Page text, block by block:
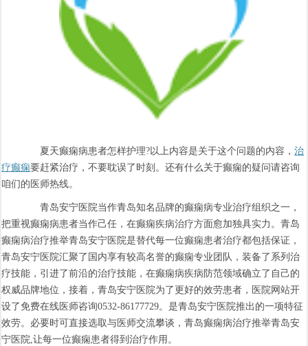
夏天癫痫病患者怎样护理?以上内容是关于这个问题的内容，治
疗癫痫要赶紧治疗，不要耽误了时刻。还有什么关于癫痫的疑问请咨询
咱们的医师热线。
青岛安宁医院当作青岛知名品牌的癫痫病专业治疗组织之一，
把重视癫痫病患者当作己任，在癫痫疾病治疗方面愈加独具实力。青岛
癫痫病治疗推举青岛安宁医院是替代每一位癫痫患者治疗都包括保证，
青岛安宁医院汇聚了国内享有较高名誉的癫痫专业团队，装备了系列治
疗技能，引进了前沿的治疗技能，在癫痫病疾病防范领域确立了自己的
权威品牌地位，接着，青岛安宁医院为了更好的效劳患者，医院网站开
设了免费在线医师咨询0532-86177729。是青岛安宁医院推出的一项特征
效劳。必要时可直接选取与医师交流攀谈，青岛癫痫病治疗推举青岛安
宁医院,让每一位癫痫患者得到治疗作用。